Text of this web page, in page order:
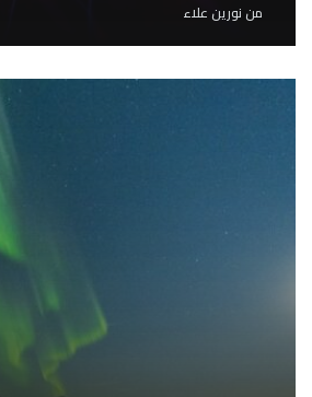
من نورين علاء